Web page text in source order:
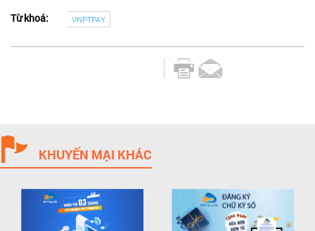
Từ khoá: VNPTPAY
KHUYẾN MẠI KHÁC